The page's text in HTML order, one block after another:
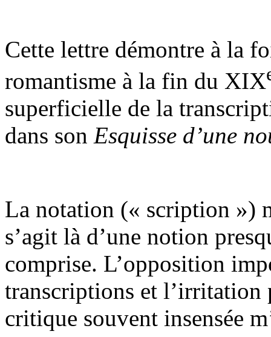
Cette lettre démontre à la
romantisme à la fin du XIX
superficielle de la
dans son Esquisse d’une
La notation (« scription »)
s’agit là d’une notion
comprise. L’opposition
transcriptions et l’irritation
critique souvent insensée